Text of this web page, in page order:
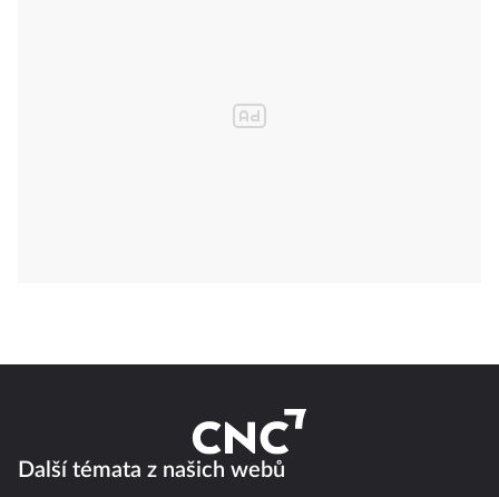
Další témata z našich webů